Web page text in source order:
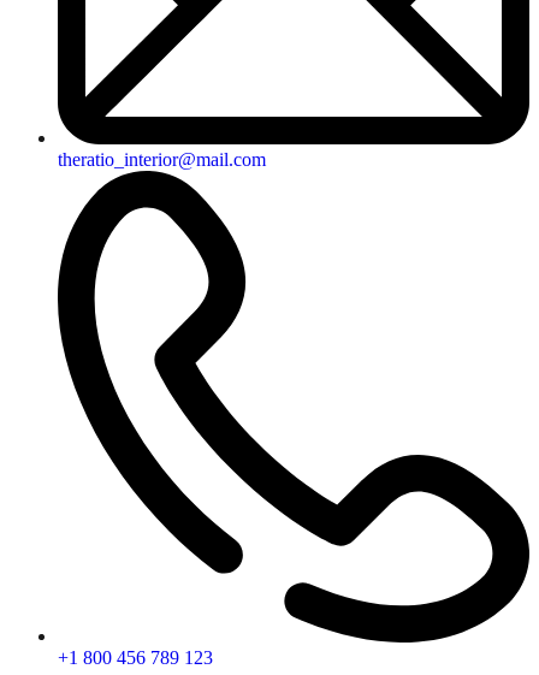
theratio_interior@mail.com
+1 800 456 789 123